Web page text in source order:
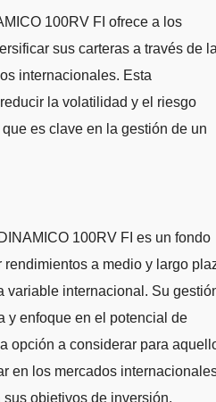
100RV FI ofrece a los
sus carteras a través de
internacionales. Esta
la volatilidad y el riesgo
es clave en la gestión de un
100RV FI es un fondo
a medio y largo
variable internacional. Su
y enfoque en el potencial de
opción a considerar para
en los mercados
objetivos de inversión.